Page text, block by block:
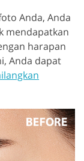
Anda, Anda
mendapatkan
harapan
Anda dapat